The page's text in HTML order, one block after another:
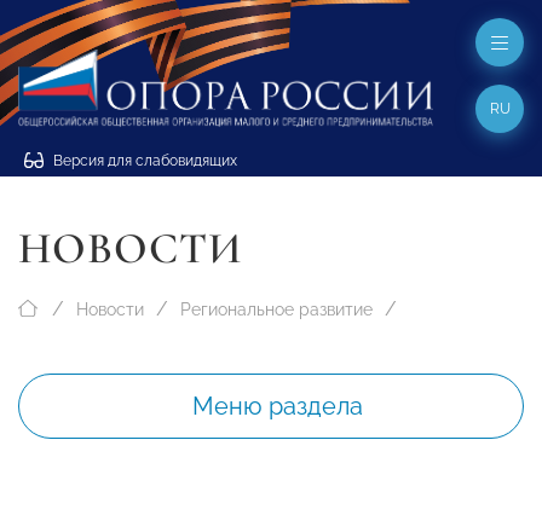
Версия для слабовидящих
RU
НОВОСТИ
Новости Региональное развитие
Меню раздела